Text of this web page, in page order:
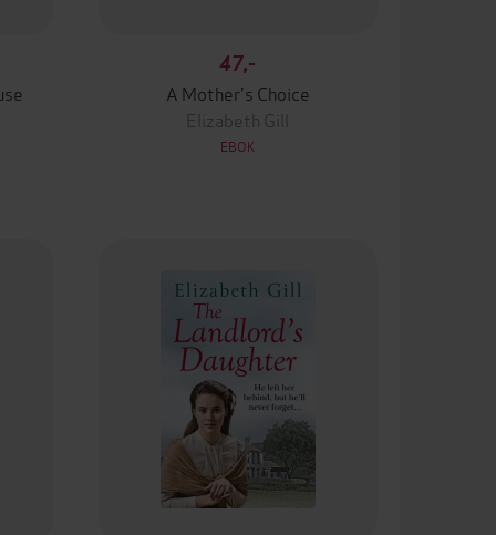
47,-
A Mother's Choice
Elizabeth Gill
EBOK